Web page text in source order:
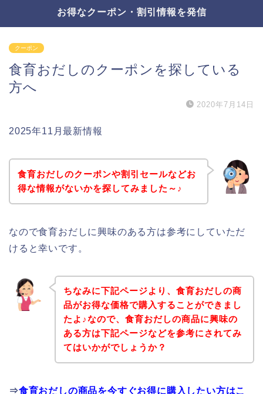
お得なクーポン・割引情報を発信
クーポン
食育おだしのクーポンを探している
方へ
2020年7月14日
2025年11月最新情報
食育おだしのクーポンや割引セールなどお
得な情報がないかを探してみました～♪
なので食育おだしに興味のある方は参考にしていただ
けると幸いです。
ちなみに下記ページより、食育おだしの商
品がお得な価格で購入することができまし
たよ♪なので、食育おだしの商品に興味の
ある方は下記ページなどを参考にされてみ
てはいかがでしょうか？
⇒食育おだしの商品を今すぐお得に購入したい方はこ